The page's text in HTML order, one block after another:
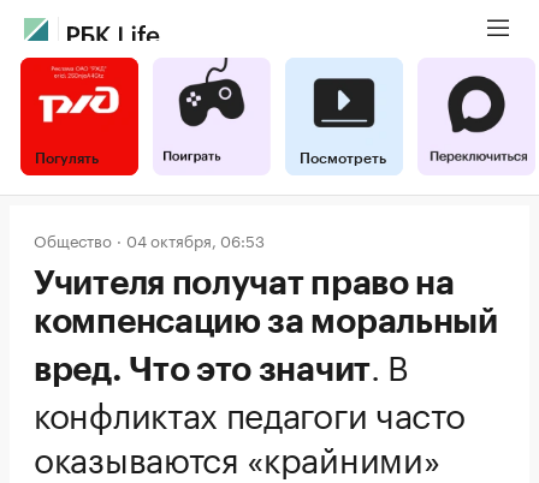
Погулять Посмотреть
Общество 04 октября, 06:53
Учителя получат право на
компенсацию за моральный
вред. Что это значит. В
конфликтах педагоги часто
оказываются «крайними»